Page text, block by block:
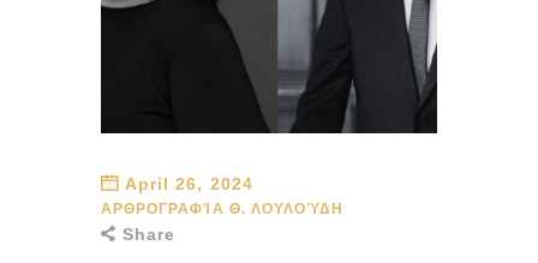
April 26, 2024
ΑΡΘΡΟΓΡΑΦΊΑ Θ. ΛΟΥΛΟΎΔΗ
Share